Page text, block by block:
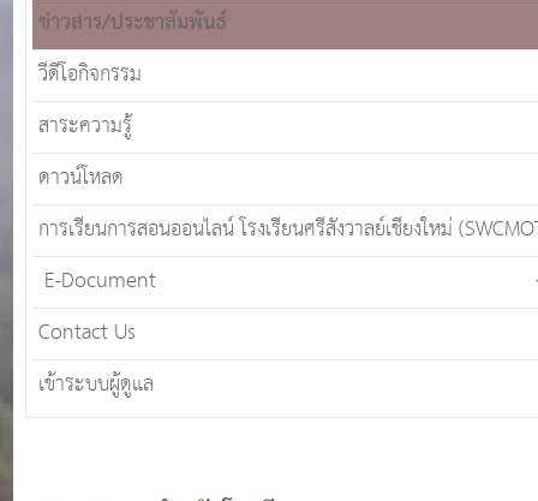
ข่าวสาร/ประชาสัมพันธ์
วีดีโอกิจกรรม
สาระความรู้
ดาวน์โหลด
การเรียนการสอนออนไลน์ โรงเรียนศรีสังวาลย์เชียงใหม่
E-Document
Contact Us
เข้าระบบผู้ดูแล